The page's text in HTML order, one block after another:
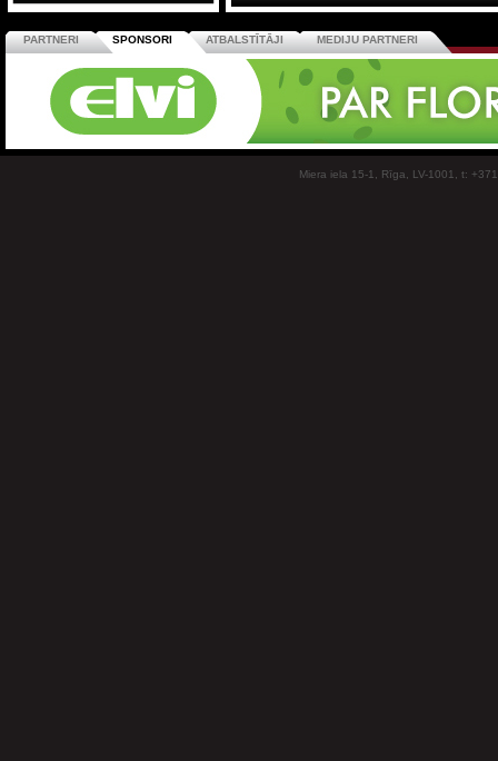
PARTNERI SPONSORI ATBALSTĪTĀJI MEDIJU PARTNERI
Miera iela 15-1, Rīga, LV-1001, t: